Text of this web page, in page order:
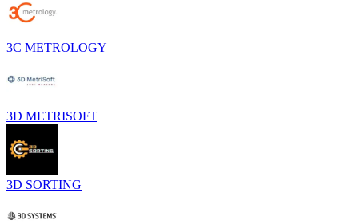
3C METROLOGY
3D METRISOFT
3D SORTING